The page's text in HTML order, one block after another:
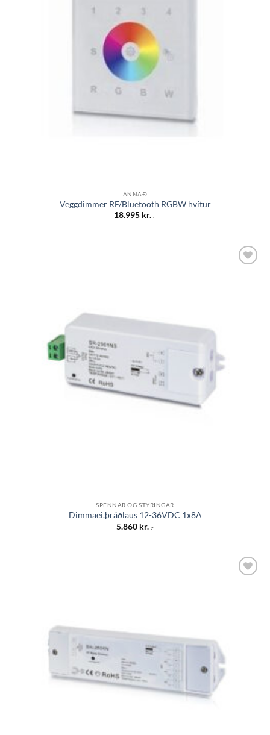
ANNAÐ
Veggdimmer RF/Bluetooth RGBW hvítur
18.995 kr. .-
SPENNAR OG STÝRINGAR
Dimmaei.þráðlaus 12-36VDC 1x8A
5.860 kr. .-